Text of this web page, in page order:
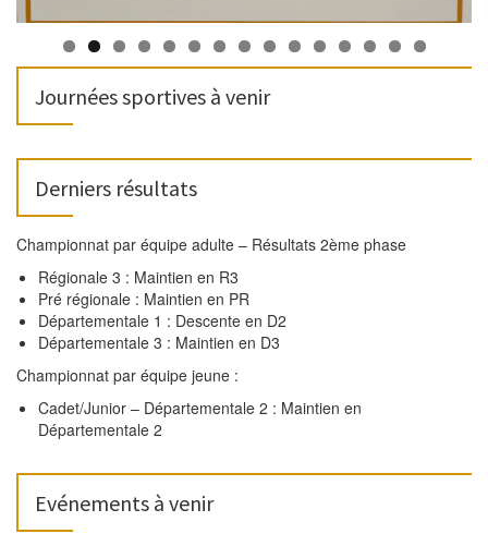
0 1 2 3 4 5
Journées sportives à venir
Derniers résultats
Championnat par équipe adulte – Résultats 2ème phase
Régionale 3 : Maintien en R3
Pré régionale : Maintien en PR
Départementale 1 : Descente en D2
Départementale 3 : Maintien en D3
Championnat par équipe jeune :
Cadet/Junior – Départementale 2 : Maintien en
Départementale 2
Evénements à venir